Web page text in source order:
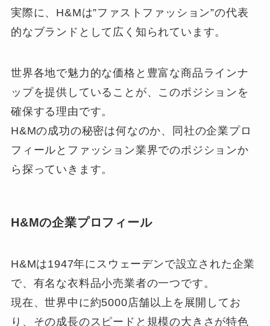
実際に、H&Mは”ファストファッション”の代表
的なブランドとして広く知られています。
世界各地で魅力的な価格と豊富な商品ラインナ
ップを提供していることが、このポジションを
確保する理由です。
H&Mの成功の秘密は何なのか、同社の企業プロ
フィールとファッション業界でのポジションか
ら探っていきます。
H&Mの企業プロフィール
H&Mは1947年にスウェーデンで設立された企業
で、有名な衣料品小売業者の一つです。
現在、世界中に約5000店舗以上を展開してお
り、その成長のスピードと規模の大きさが特色